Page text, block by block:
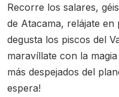
Recorre los salares,
de Atacama, relájate
degusta los piscos del
maravíllate con la
más despejados del
espera!